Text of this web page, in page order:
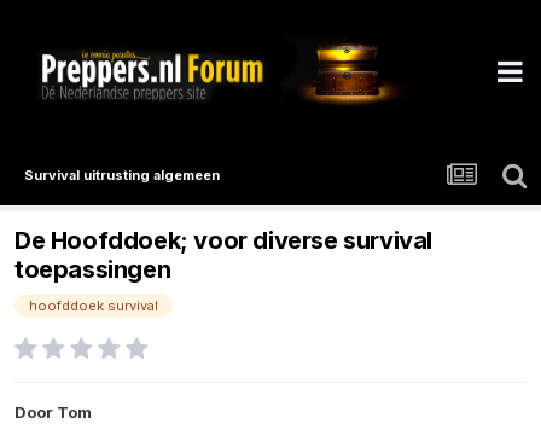
Survival uitrusting algemeen
De Hoofddoek; voor diverse survival
toepassingen
hoofddoek survival
Door Tom